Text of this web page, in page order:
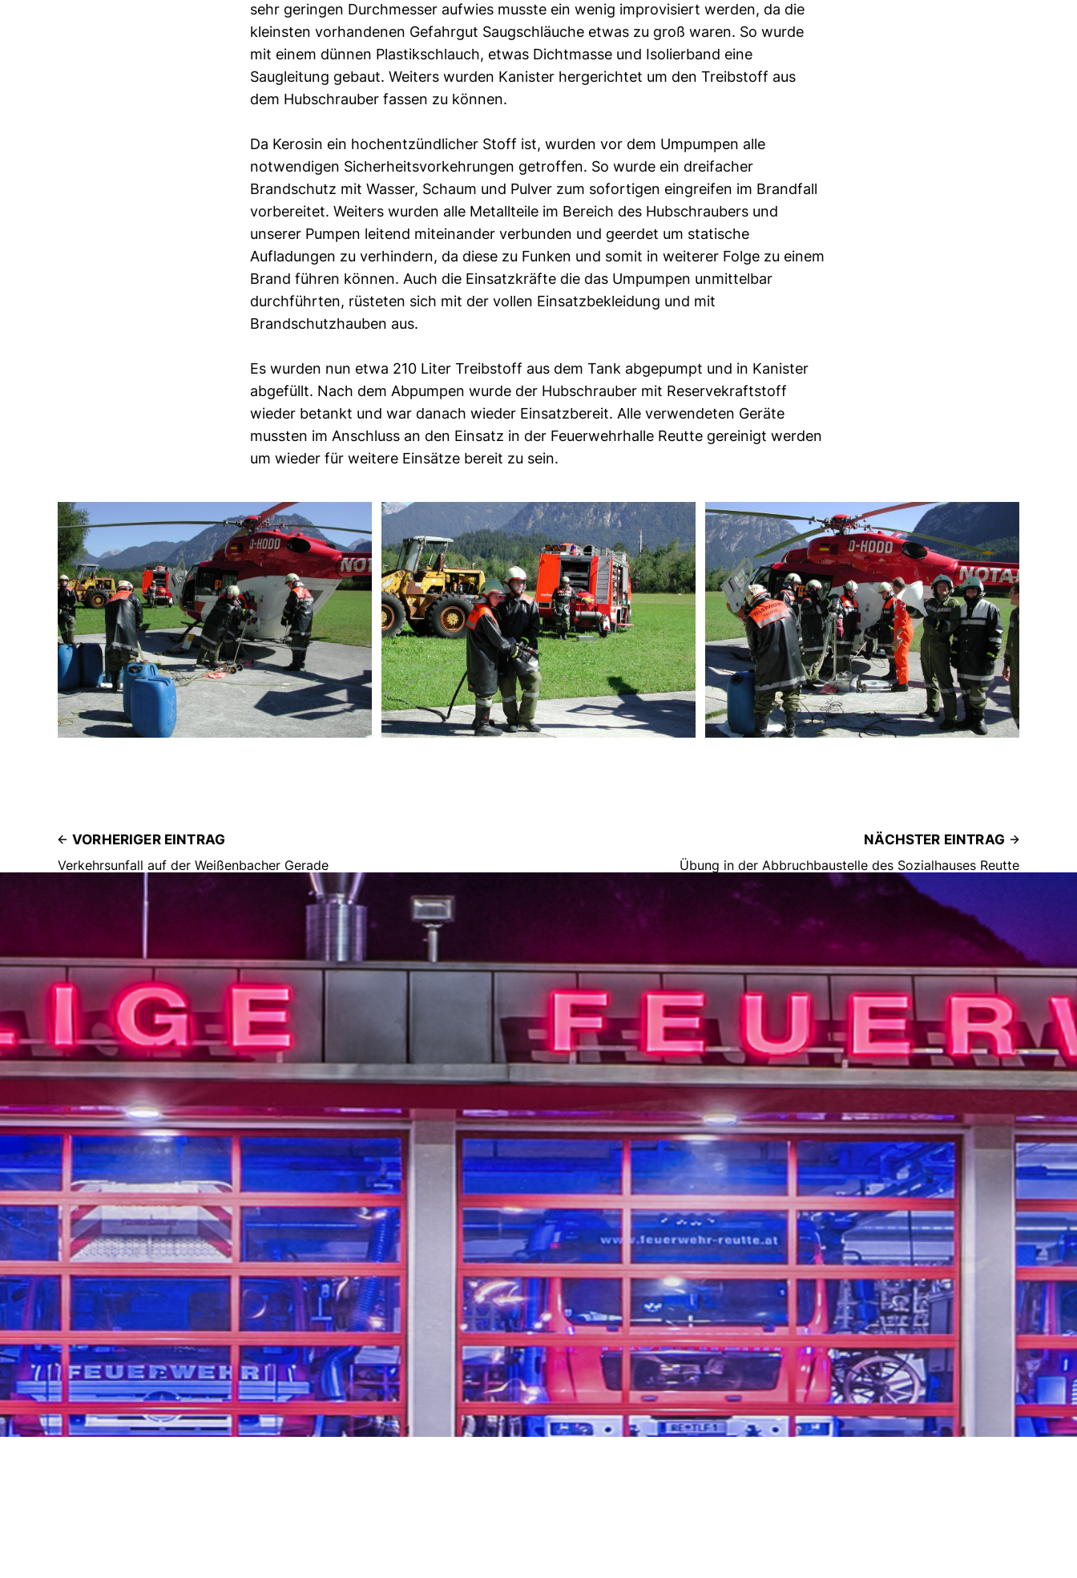
sehr geringen Durchmesser aufwies musste ein wenig improvisiert werden, da die
kleinsten vorhandenen Gefahrgut Saugschläuche etwas zu groß waren. So wurde
mit einem dünnen Plastikschlauch, etwas Dichtmasse und Isolierband eine
Saugleitung gebaut. Weiters wurden Kanister hergerichtet um den Treibstoff aus
dem Hubschrauber fassen zu können.
Da Kerosin ein hochentzündlicher Stoff ist, wurden vor dem Umpumpen alle
notwendigen Sicherheitsvorkehrungen getroffen. So wurde ein dreifacher
Brandschutz mit Wasser, Schaum und Pulver zum sofortigen eingreifen im Brandfall
vorbereitet. Weiters wurden alle Metallteile im Bereich des Hubschraubers und
unserer Pumpen leitend miteinander verbunden und geerdet um statische
Aufladungen zu verhindern, da diese zu Funken und somit in weiterer Folge zu einem
Brand führen können. Auch die Einsatzkräfte die das Umpumpen unmittelbar
durchführten, rüsteten sich mit der vollen Einsatzbekleidung und mit
Brandschutzhauben aus.
Es wurden nun etwa 210 Liter Treibstoff aus dem Tank abgepumpt und in Kanister
abgefüllt. Nach dem Abpumpen wurde der Hubschrauber mit Reservekraftstoff
wieder betankt und war danach wieder Einsatzbereit. Alle verwendeten Geräte
mussten im Anschluss an den Einsatz in der Feuerwehrhalle Reutte gereinigt werden
um wieder für weitere Einsätze bereit zu sein.
VORHERIGER EINTRAG
Verkehrsunfall auf der Weißenbacher Gerade
NÄCHSTER EINTRAG
Übung in der Abbruchbaustelle des Sozialhauses Reutte